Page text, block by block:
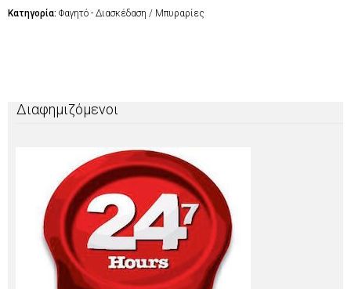
Κατηγορία: Φαγητό - Διασκέδαση / Μπυραρίες
Διαφημιζόμενοι